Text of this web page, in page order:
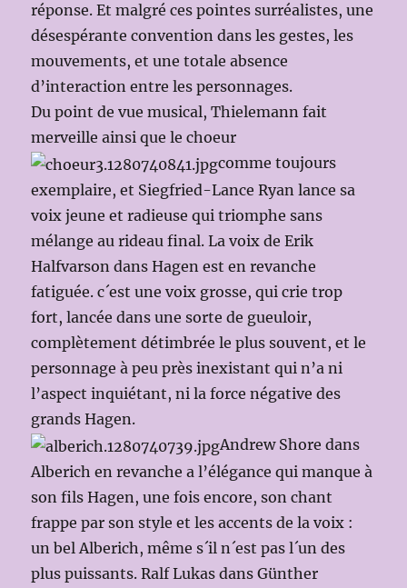
réponse. Et malgré ces pointes surréalistes, une
désespérante convention dans les gestes, les
mouvements, et une totale absence
d’interaction entre les personnages.
Du point de vue musical, Thielemann fait
merveille ainsi que le choeur
comme toujours
exemplaire, et Siegfried-Lance Ryan lance sa
voix jeune et radieuse qui triomphe sans
mélange au rideau final. La voix de Erik
Halfvarson dans Hagen est en revanche
fatiguée. c´est une voix grosse, qui crie trop
fort, lancée dans une sorte de gueuloir,
complètement détimbrée le plus souvent, et le
personnage à peu près inexistant qui n’a ni
l’aspect inquiétant, ni la force négative des
grands Hagen.
Andrew Shore dans
Alberich en revanche a l’élégance qui manque à
son fils Hagen, une fois encore, son chant
frappe par son style et les accents de la voix :
un bel Alberich, même s´il n´est pas l´un des
plus puissants. Ralf Lukas dans Günther